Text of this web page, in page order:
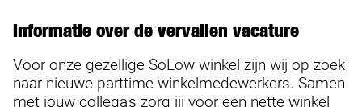
Informatie over de vervallen vacature
Voor onze gezellige SoLow winkel zijn wij op zoek
naar nieuwe parttime winkelmedewerkers. Samen
met jouw collega's zorg jij voor een nette winkel